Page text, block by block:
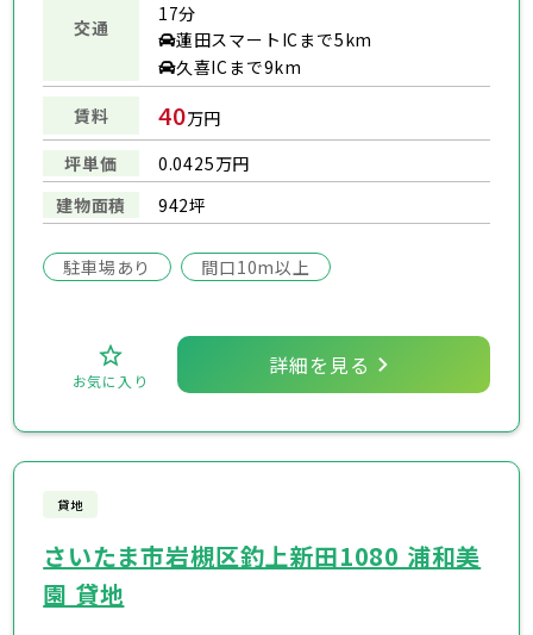
交通
17分
蓮田スマートICまで5km
久喜ICまで9km
賃料 40万円
坪単価
0.0425万円
建物面積
942坪
駐車場あり 間口10m以上
お気に入り
詳細を見る
貸地
さいたま市岩槻区釣上新田1080 浦和美
園 貸地